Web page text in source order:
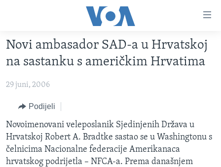
glavni
sadržaj
na
navigaciju
Idi
na
pretragu
FOTOGRAFIJE DANA
VIJESTI
SJEDINJENE AMERIČKE DRŽAVE
BOSNA I HERCEGOVINA
SVIJET
NAUKA I TEHNOLOGIJA
SPECIJALNI PROJEKTI
KORUPCIJA
Novi ambasador SAD-a u Hrvatskoj
na sastanku s američkim Hrvatima
29 juni, 2006
Podijeli
Novoimenovani veleposlanik Sjedinjenih Država u
Hrvatskoj Robert A. Bradtke sastao se u Washingtonu s
čelnicima Nacionalne federacije Amerikanaca
hrvatskog podrijetla – NFCA-a. Prema današnjem